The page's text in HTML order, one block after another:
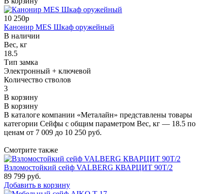
10 250р
Канонир MES Шкаф оружейный
В наличии
Вес, кг
18.5
Тип замка
Электронный + ключевой
Количество стволов
3
В корзину
В корзину
В каталоге компании «Металайн» представлены товары
категории Сейфы с общим параметром Вес, кг — 18.5 по
ценам от 7 009 до 10 250 руб.
Смотрите также
Взломостойкий сейф VALBERG КВАРЦИТ 90Т/2
89 799 руб.
Добавить в корзину